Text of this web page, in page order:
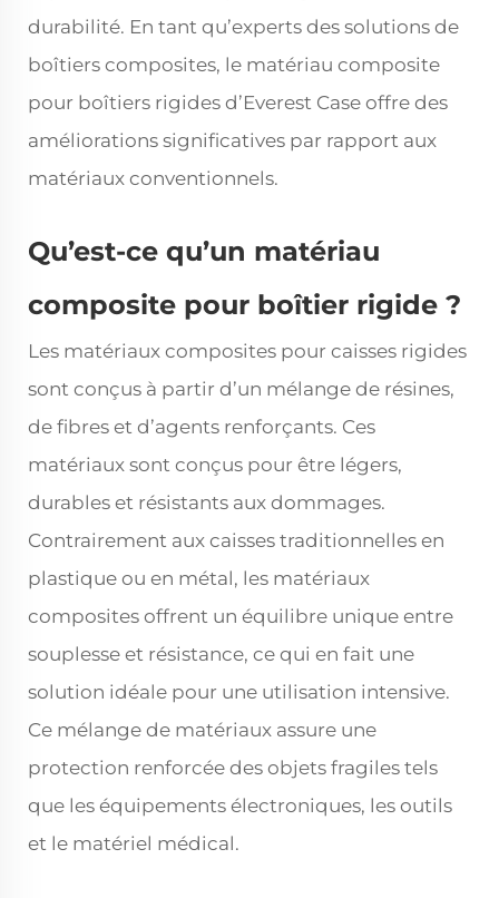
durabilité. En tant qu’experts des solutions de
boîtiers composites, le matériau composite
pour boîtiers rigides d’Everest Case offre des
améliorations significatives par rapport aux
matériaux conventionnels.
Qu’est-ce qu’un matériau
composite pour boîtier rigide ?
Les matériaux composites pour caisses rigides
sont conçus à partir d’un mélange de résines,
de fibres et d’agents renforçants. Ces
matériaux sont conçus pour être légers,
durables et résistants aux dommages.
Contrairement aux caisses traditionnelles en
plastique ou en métal, les matériaux
composites offrent un équilibre unique entre
souplesse et résistance, ce qui en fait une
solution idéale pour une utilisation intensive.
Ce mélange de matériaux assure une
protection renforcée des objets fragiles tels
que les équipements électroniques, les outils
et le matériel médical.